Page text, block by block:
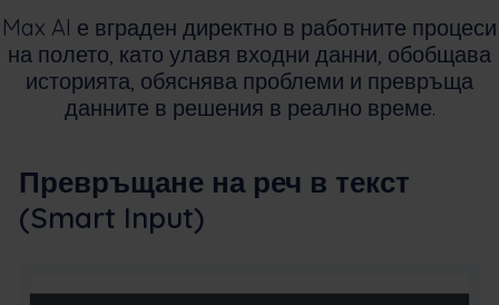
Max AI е вграден директно в работните процеси
на полето, като улавя входни данни, обобщава
историята, обяснява проблеми и превръща
данните в решения в реално време.
Превръщане на реч в текст
(Smart Input)